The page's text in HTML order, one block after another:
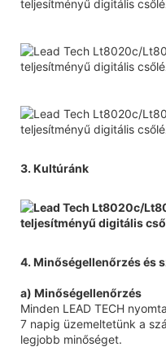
3. Kultúránk
4. Minőségellenőrzés és
a) Minőségellenőrzés
Minden LEAD TECH
7 napig üzemeltetünk a
legjobb minőséget.